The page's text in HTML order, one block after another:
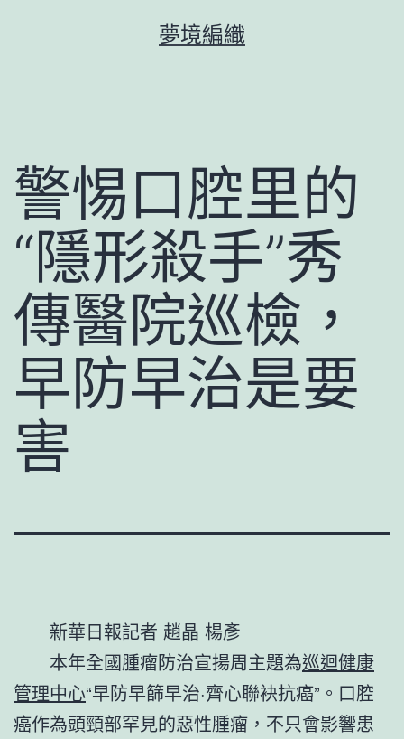
夢境編織
警惕口腔里的
“隱形殺手”秀
傳醫院巡檢，
早防早治是要
害
新華日報記者 趙晶 楊彥
本年全國腫瘤防治宣揚周主題為巡迴健康
管理中心“早防早篩早治·齊心聯袂抗癌”。口腔
癌作為頭頸部罕見的惡性腫瘤，不只會影響患